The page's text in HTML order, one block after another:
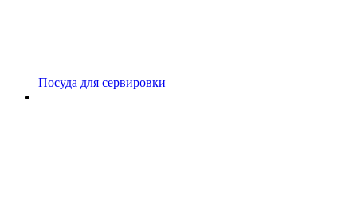
Посуда для сервировки